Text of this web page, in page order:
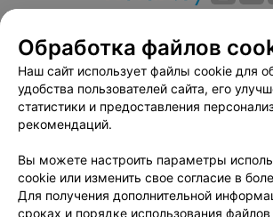
Вакансии
Публичный договор
Публичный договор по
«Афиша»
Пользовательское
Связаться по вопросам
Написать руководителю
Персональные настройки
Обработка файлов
Наш сайт использует файлы cookie для
удобства пользователей сайта, его
статистики и предоставления
рекомендаций.
Вы можете настроить параметры
cookie или изменить свое согласие в
Для получения дополнительной
сроках и порядке использования